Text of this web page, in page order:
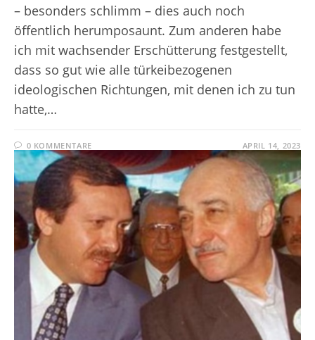
– besonders schlimm – dies auch noch
öffentlich herumposaunt. Zum anderen habe
ich mit wachsender Erschütterung festgestellt,
dass so gut wie alle türkeibezogenen
ideologischen Richtungen, mit denen ich zu tun
hatte,…
0 KOMMENTARE APRIL 14, 2023